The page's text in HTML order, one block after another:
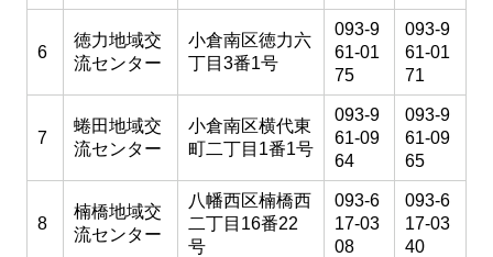
6
徳力地域交
流センター
小倉南区徳力六
丁目3番1号
093-9
61-01
75
093-9
61-01
71
7
蜷田地域交
流センター
小倉南区横代東
町二丁目1番1号
093-9
61-09
64
093-9
61-09
65
8
楠橋地域交
流センター
八幡西区楠橋西
二丁目16番22
号
093-6
17-03
08
093-6
17-03
40